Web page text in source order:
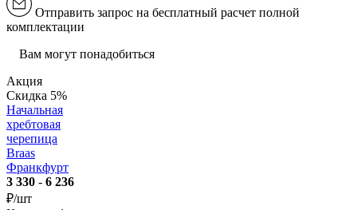
Отправить запрос на бесплатный расчет полной
комплектации
Вам могут понадобиться
Акция
Скидка 5%
Начальная
хребтовая
черепица
Braas
Франкфурт
3 330 - 6 236
₽/шт